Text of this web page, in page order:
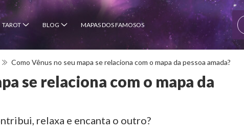
TAROT BLOG MAPAS DOS FAMOSOS
Como Vênus no seu mapa se relaciona com o mapa da pessoa amada?
se relaciona com o mapa da
relaxa e encanta o outro?